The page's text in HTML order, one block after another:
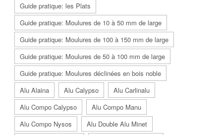
Guide pratique: les Plats
Guide pratique: Moulures de 10 à 50 mm de large
Guide pratique: Moulures de 100 à 150 mm de large
Guide pratique: Moulures de 50 à 100 mm de large
Guide pratique: Moulures déclinées en bois noble
Alu Alaina
Alu Calypso
Alu Carlinalu
Alu Compo Calypso
Alu Compo Manu
Alu Compo Nysos
Alu Double Alu Minet